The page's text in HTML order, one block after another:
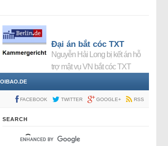
Đại án bắt cóc TXT
Nguyễn Hải Long bị kết án hỗ
trợ mật vụ VN bắt cóc TXT
FACEBOOK TWITTER GOOGLE+ RSS
SEARCH